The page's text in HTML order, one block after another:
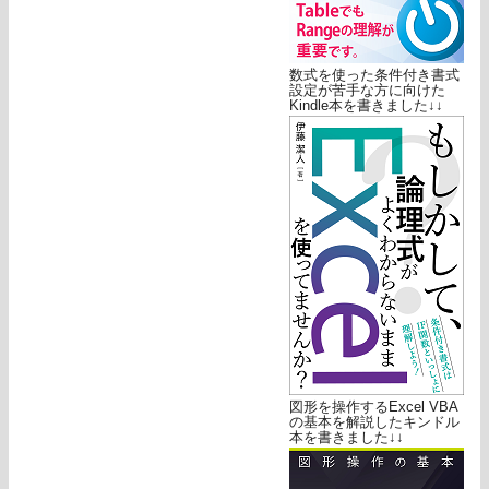
数式を使った条件付き書式
設定が苦手な方に向けた
Kindle本を書きました↓↓
図形を操作するExcel VBA
の基本を解説したキンドル
本を書きました↓↓